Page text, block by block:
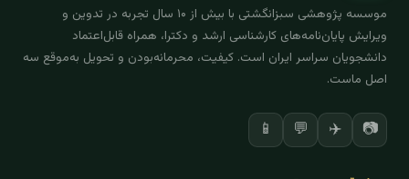
موسسه پژوهشی سبزانگشتی با بیش از ۱۰ سال تجربه در تدوین و
ویرایش پایان‌نامه‌های کارشناسی ارشد و دکترا، همراه قابل‌اعتماد
دانشجویان سراسر ایران است. کیفیت، محرمانه‌بودن و تحویل به‌موقع سه
اصل ماست.
📷
✈️
💬
📱